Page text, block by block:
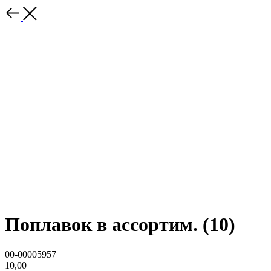
Поплавок в ассортим. (10)
00-00005957
10,00